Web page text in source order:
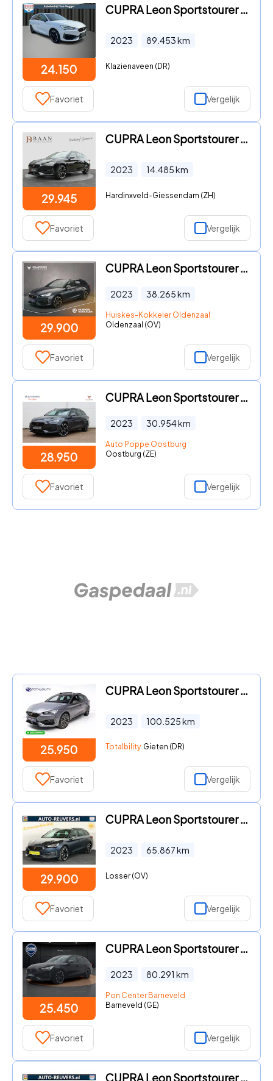
24.150
CUPRA Leon Sportstourer - 1.4 e-Hybrid VZ Performance pano, leer, virtual cockpit, mem
2023 89.453km
Klazienaveen (DR)
Favoriet Vergelijk
29.945
CUPRA Leon Sportstourer - 1.4 e-Hybrid VZ Performance|EL.Trekh.|Memory|Camera|
2023 14.485km
Hardinxveld-Giessendam (ZH)
Favoriet Vergelijk
29.900
CUPRA Leon Sportstourer - VZ Business 1.4 TSI eHybrid 245pk DSG Automaat Trekhaak, Ada
2023 38.265km
Huiskes-Kokkeler Oldenzaal
Oldenzaal (OV)
Favoriet Vergelijk
28.950
CUPRA Leon Sportstourer - 1.4 e-Hybrid VZ Performance 245pk DSG6
2023 30.954km
Auto Poppe Oostburg
Oostburg (ZE)
Favoriet Vergelijk
25.950
CUPRA Leon Sportstourer - 1.4 e-Hybrid VZ Performance | Pano dak | Elec. klep | Stoel-
2023 100.525km
Totalbility Gieten (DR)
Favoriet Vergelijk
29.900
CUPRA Leon Sportstourer - 2.0 TSI 245 pk / Beats-audio / ACC / CarPlay / Trekhaak
2023 65.867km
Losser (OV)
Favoriet Vergelijk
25.450
CUPRA Leon Sportstourer - 1.4 e-Hybrid 245PK VZ | Navigatie | Trekhaak | Elek Achterkl
2023 80.291 km
Pon Center Barneveld
Barneveld (GE)
Favoriet Vergelijk
CUPRA Leon Sportstourer - 2.0 TSI Copper Edition 245pk / Leder / CarPlay / Travelassis